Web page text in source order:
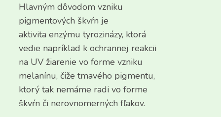
Hlavným dôvodom vzniku
pigmentových škvŕn je
aktivita enzýmu tyrozinázy, ktorá
vedie napríklad k ochrannej reakcii
na UV žiarenie vo forme vzniku
melanínu, čiže tmavého pigmentu,
ktorý tak nemáme radi vo forme
škvŕn či nerovnomerných fľakov.